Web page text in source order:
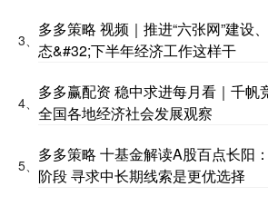
3、
多多策略 视频｜推进“六张网”建设
态&#32;下半年经济工作这样干
4、
多多赢配资 稳中求进每月看｜千
全国各地经济社会发展观察
5、
多多策略 十基金解读A股百点长阳
阶段 寻求中长期线索是更优选择